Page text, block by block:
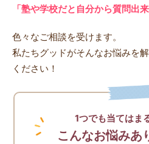
「塾や学校だと自分から質問出
色々なご相談を受けます。
私たちグッドがそんなお悩みを
ください！
1つでも当てはま
こんなお悩みあ